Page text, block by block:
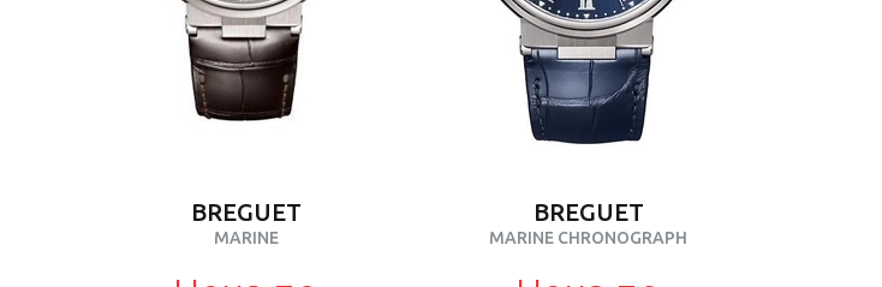
BREGUET
MARINE
BREGUET
MARINE CHRONOGRAPH